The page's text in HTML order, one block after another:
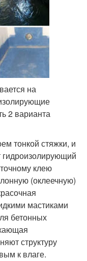
на
2 варианта
тонкой стяжки, и
гидроизолирующий
клею
(оклеечную)
мастиками
бетонных
структуру
к влаге.